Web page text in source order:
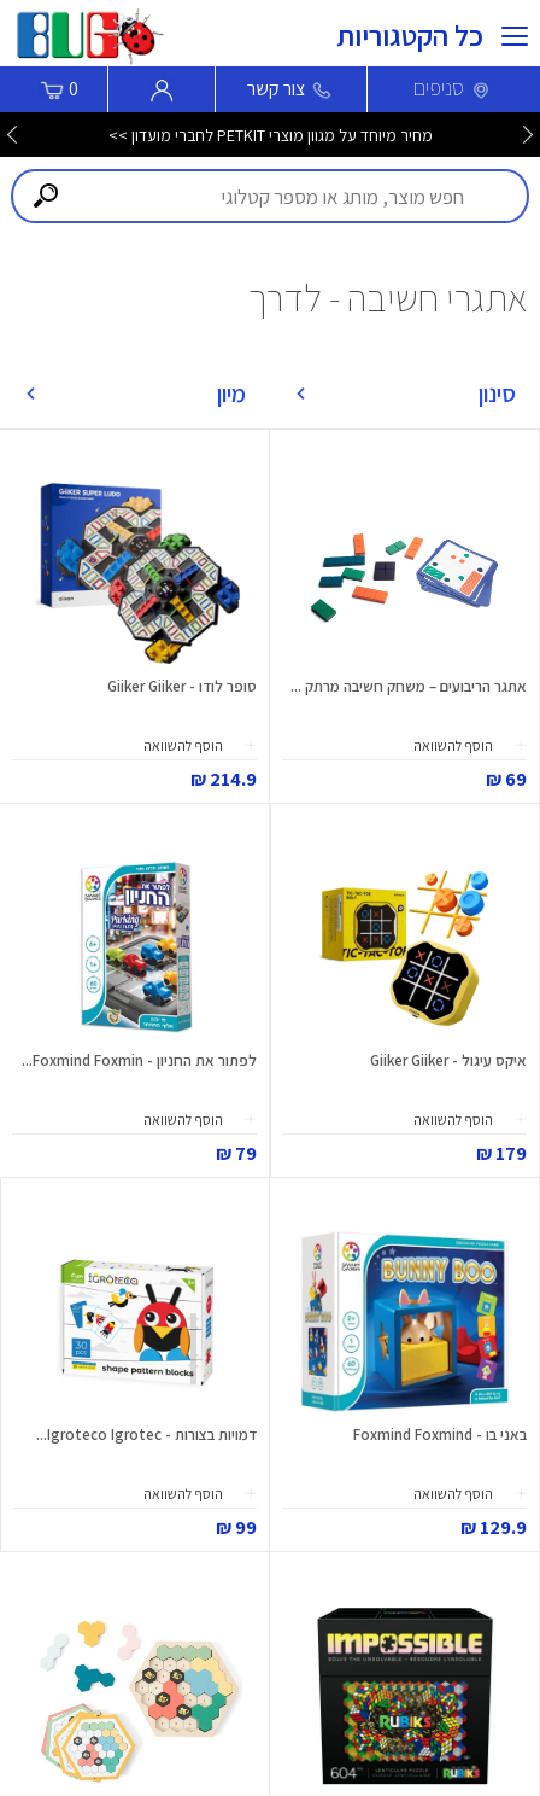
כל הקטגוריות
סניפים צור קשר 0
מחיר מיוחד על מגוון מוצרי PETKIT לחברי מועדון >>
אתגרי חשיבה - לדרך
סינון מיון
אתגר הריבועים – משחק חשיבה מרתק ...
הוסף להשוואה
69 ₪
סופר לודו - Giiker Giiker
הוסף להשוואה
214.9 ₪
איקס עיגול - Giiker Giiker
הוסף להשוואה
179 ₪
לפתור את החניון - Foxmind Foxmin...
הוסף להשוואה
79 ₪
באני בו - Foxmind Foxmind
הוסף להשוואה
129.9 ₪
דמויות בצורות - Igroteco Igrotec...
הוסף להשוואה
99 ₪